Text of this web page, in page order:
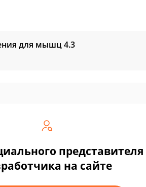
для мышц4.3
представителя
на сайте